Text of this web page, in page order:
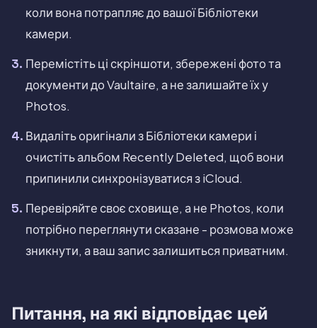
коли вона потрапляє до вашої Бібліотеки
камери.
Перемістіть ці скріншоти, збережені фото та
документи до Vaultaire, а не залишайте їх у
Photos.
Видаліть оригінали з Бібліотеки камери і
очистіть альбом Recently Deleted, щоб вони
припинили синхронізуватися з iCloud.
Перевіряйте своє сховище, а не Photos, коли
потрібно переглянути сказане - розмова може
зникнути, а ваш запис залишиться приватним.
Питання, на які відповідає цей